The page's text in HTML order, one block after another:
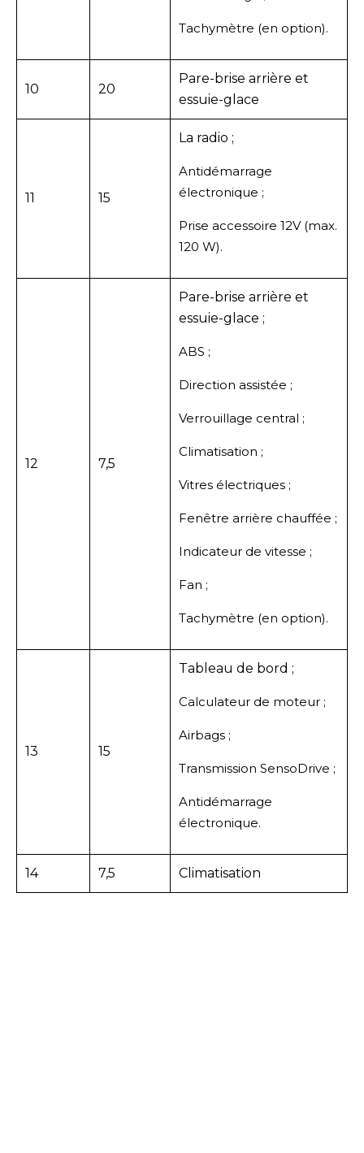
Tachymètre (en option).
10 20
Pare-brise arrière et
essuie-glace
11 15
La radio ;
Antidémarrage
électronique ;
Prise accessoire 12V (max.
120 W).
12 7,5
Pare-brise arrière et
essuie-glace ;
ABS ;
Direction assistée ;
Verrouillage central ;
Climatisation ;
Vitres électriques ;
Fenêtre arrière chauffée ;
Indicateur de vitesse ;
Fan ;
Tachymètre (en option).
13 15
Tableau de bord ;
Calculateur de moteur ;
Airbags ;
Transmission SensoDrive ;
Antidémarrage
électronique.
14 7,5 Climatisation